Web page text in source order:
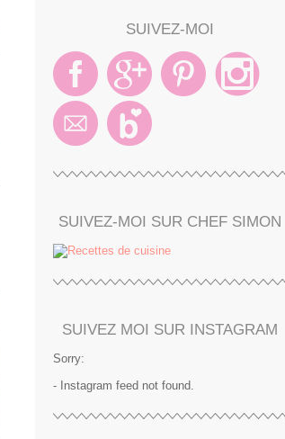
SUIVEZ-MOI
SUIVEZ-MOI SUR CHEF SIMON
SUIVEZ MOI SUR INSTAGRAM
Sorry:
- Instagram feed not found.